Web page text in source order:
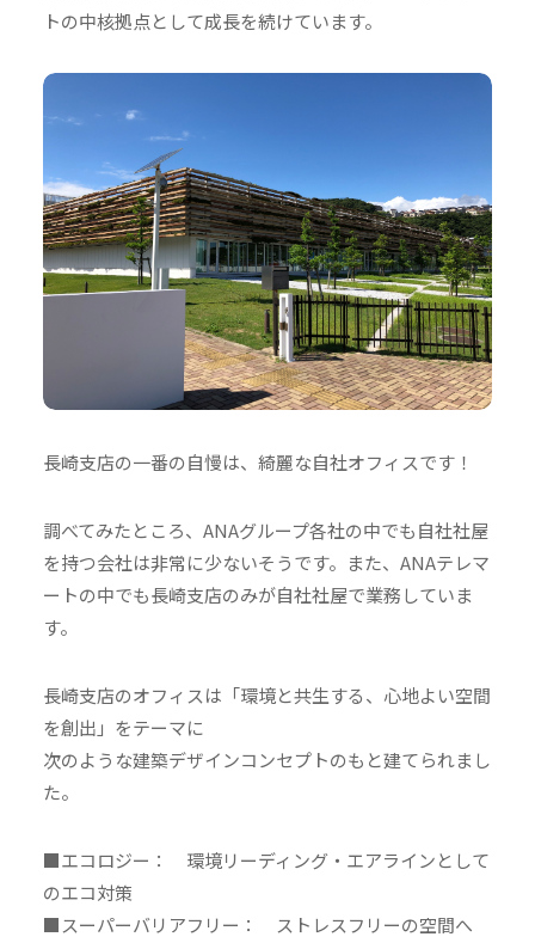
トの中核拠点として成長を続けています。
長崎支店の一番の自慢は、綺麗な自社オフィスです！
調べてみたところ、ANAグループ各社の中でも自社社屋
を持つ会社は非常に少ないそうです。また、ANAテレマ
ートの中でも長崎支店のみが自社社屋で業務していま
す。
長崎支店のオフィスは「環境と共生する、心地よい空間
を創出」をテーマに
次のような建築デザインコンセプトのもと建てられまし
た。
■エコロジー： 環境リーディング・エアラインとして
のエコ対策
■スーパーバリアフリー： ストレスフリーの空間へ